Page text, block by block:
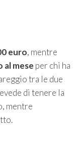
euro, mentre
al mese per chi ha
tra le due
di tenere la
mentre